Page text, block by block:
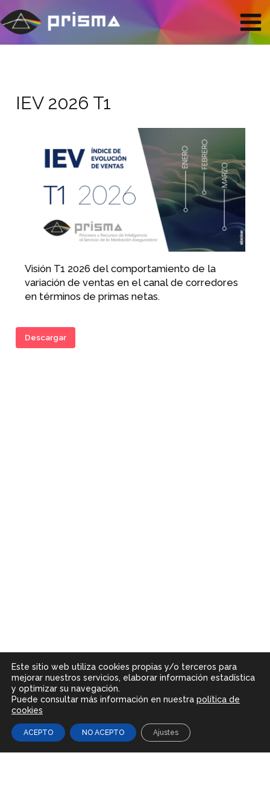
al
contenido
Main
IEV 2026 T1
Visión T1 2026 del comportamiento de la
variación de ventas en el canal de corredores
en términos de primas netas.
Descargar
Este sitio web utiliza cookies propias y/o terceros para
mejorar nuestros servicios, elaborar información estadística
y optimizar su navegación.
Puede consultar más información en nuestra política de
cookies
ACEPTO NO ACEPTO Ajustes